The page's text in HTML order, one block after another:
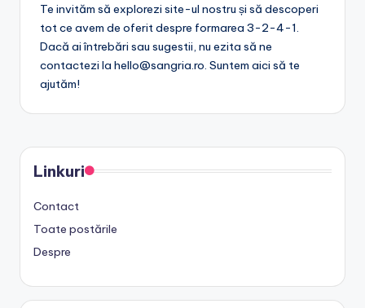
Te invităm să explorezi site-ul nostru și să descoperi
tot ce avem de oferit despre formarea 3-2-4-1.
Dacă ai întrebări sau sugestii, nu ezita să ne
contactezi la hello@sangria.ro. Suntem aici să te
ajutăm!
Linkuri
Contact
Toate postările
Despre